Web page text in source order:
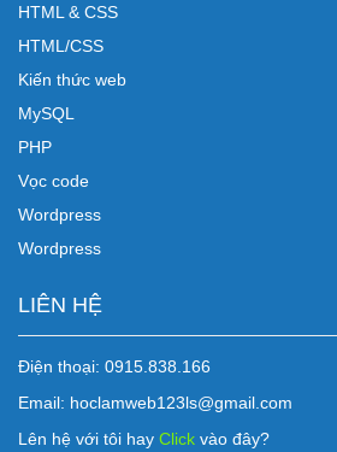
HTML & CSS
HTML/CSS
Kiến thức web
MySQL
PHP
Vọc code
Wordpress
Wordpress
LIÊN HỆ
Điện thoại: 0915.838.166
Email: hoclamweb123ls@gmail.com
Lên hệ với tôi hay Click vào đây?